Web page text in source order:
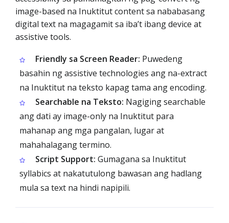
image-based na Inuktitut content sa nababasang
digital text na magagamit sa iba’t ibang device at
assistive tools.
Friendly sa Screen Reader: Puwedeng
basahin ng assistive technologies ang na-extract
na Inuktitut na teksto kapag tama ang encoding.
Searchable na Teksto: Nagiging searchable
ang dati ay image-only na Inuktitut para
mahanap ang mga pangalan, lugar at
mahahalagang termino.
Script Support: Gumagana sa Inuktitut
syllabics at nakatutulong bawasan ang hadlang
mula sa text na hindi napipili.